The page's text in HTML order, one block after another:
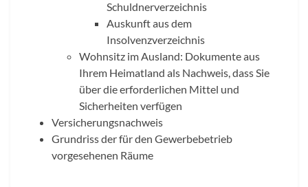
Schuldnerverzeichnis
Auskunft aus dem
Insolvenzverzeichnis
Wohnsitz im Ausland: Dokumente aus
Ihrem Heimatland als Nachweis, dass Sie
über die erforderlichen Mittel und
Sicherheiten verfügen
Versicherungsnachweis
Grundriss der für den Gewerbebetrieb
vorgesehenen Räume